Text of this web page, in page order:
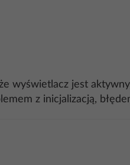
wyświetlacz jest
z inicjalizacją,